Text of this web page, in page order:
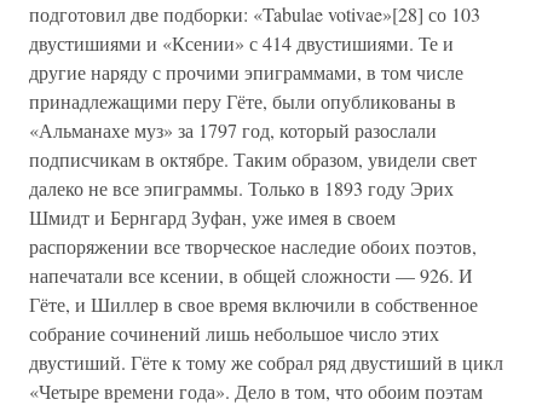
подготовил две подборки: «Tabulae votivae»[28] со 103
двустишиями и «Ксении» с 414 двустишиями. Те и
другие наряду с прочими эпиграммами, в том числе
принадлежащими перу Гёте, были опубликованы в
«Альманахе муз» за 1797 год, который разослали
подписчикам в октябре. Таким образом, увидели свет
далеко не все эпиграммы. Только в 1893 году Эрих
Шмидт и Бернгард Зуфан, уже имея в своем
распоряжении все творческое наследие обоих поэтов,
напечатали все ксении, в общей сложности — 926. И
Гёте, и Шиллер в свое время включили в собственное
собрание сочинений лишь небольшое число этих
двустиший. Гёте к тому же собрал ряд двустиший в цикл
«Четыре времени года». Дело в том, что обоим поэтам